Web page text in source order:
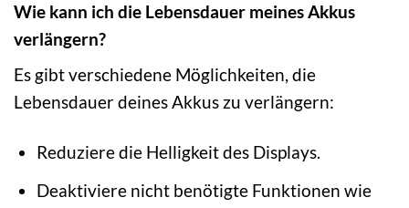
Wie kann ich die Lebensdauer meines Akkus
verlängern?
Es gibt verschiedene Möglichkeiten, die
Lebensdauer deines Akkus zu verlängern:
Reduziere die Helligkeit des Displays.
Deaktiviere nicht benötigte Funktionen wie